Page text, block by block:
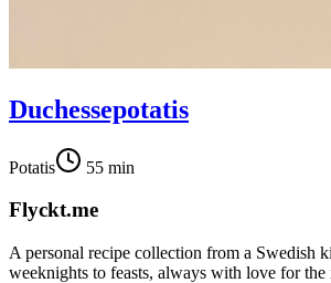
Duchessepotatis
Potatis 55 min
Flyckt.me
A personal recipe collection from a Swedish
weeknights to feasts, always with love for the